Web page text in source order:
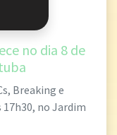
no dia 8 de
Breaking e
no Jardim